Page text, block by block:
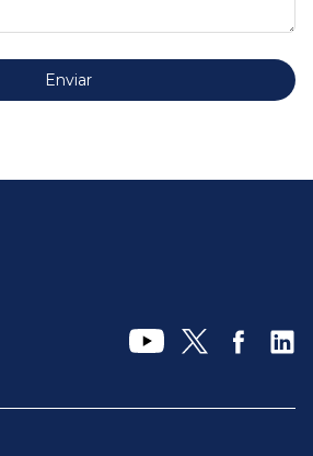
Enviar